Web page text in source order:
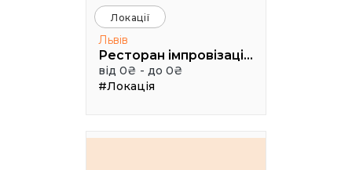
Локації
Львів
Ресторан імпровізацій Грушевський cinema jazz
від 0₴ - до 0₴
#Локація